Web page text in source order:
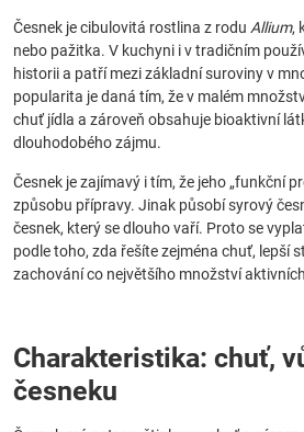
Česnek je cibulovitá rostlina z rodu Allium,
nebo pažitka. V kuchyni i v tradičním
historii a patří mezi základní suroviny v
popularita je daná tím, že v malém
chuť jídla a zároveň obsahuje bioaktivní
dlouhodobého zájmu.
Česnek je zajímavý i tím, že jeho „funkční
způsobu přípravy. Jinak působí syrový
česnek, který se dlouho vaří. Proto se
podle toho, zda řešíte zejména chuť, lepší
zachování co největšího množství
Charakteristika: chuť,
česneku